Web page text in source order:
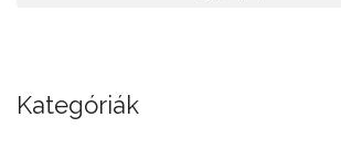
Kategóriák